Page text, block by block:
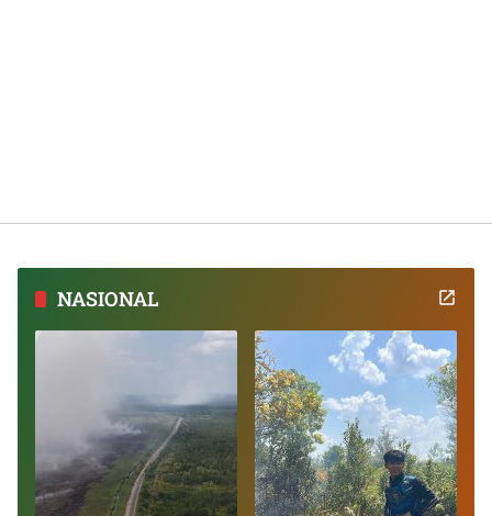
NASIONAL